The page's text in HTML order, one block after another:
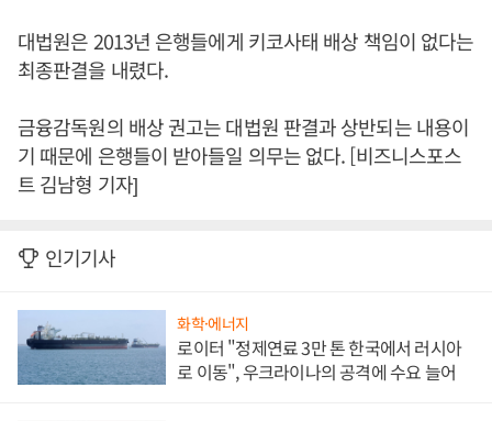
대법원은 2013년 은행들에게 키코사태 배상 책임이 없다는
최종판결을 내렸다.
금융감독원의 배상 권고는 대법원 판결과 상반되는 내용이
기 때문에 은행들이 받아들일 의무는 없다. [비즈니스포스
트 김남형 기자]
인기기사
화학·에너지
로이터 "정제연료 3만 톤 한국에서 러시아
로 이동", 우크라이나의 공격에 수요 늘어